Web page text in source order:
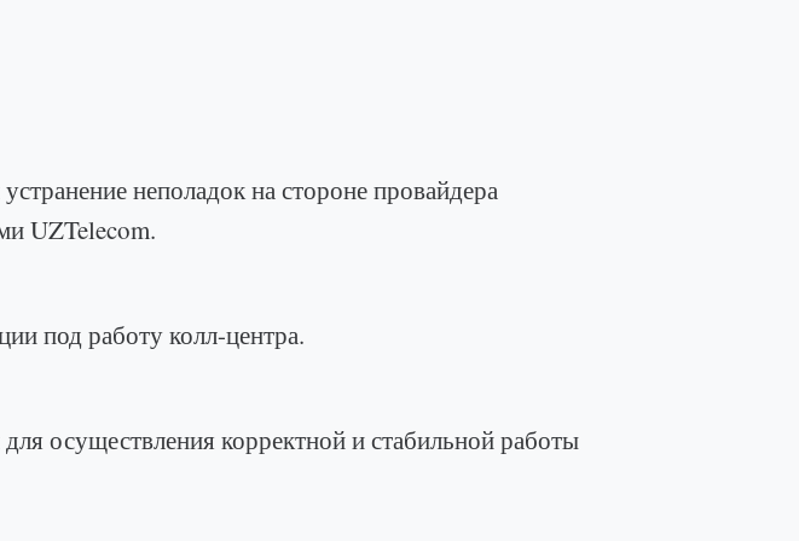
неполадок на стороне провайдера
UZTelecom.
работу колл-центра.
корректной и стабильной работы